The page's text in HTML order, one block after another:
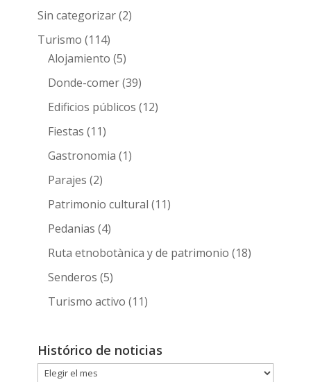
Sin categorizar(2)
Turismo (114)
Alojamiento (5)
Donde-comer(39)
Edificios públicos (12)
Fiestas (11)
Gastronomia (1)
Parajes (2)
Patrimonio cultural (11)
Pedanias (4)
Ruta etnobotànica y de patrimonio (18)
Senderos (5)
Turismo activo (11)
Histórico de noticias
Histórico